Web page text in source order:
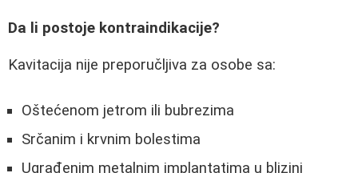
Da li postoje kontraindikacije?
Kavitacija nije preporučljiva za osobe sa:
Oštećenom jetrom ili bubrezima
Srčanim i krvnim bolestima
Ugrađenim metalnim implantatima u blizini